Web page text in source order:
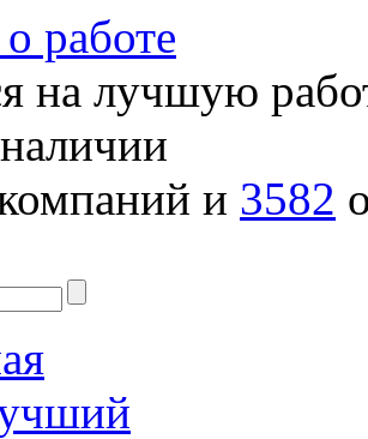
работе
на лучшую
и 3582